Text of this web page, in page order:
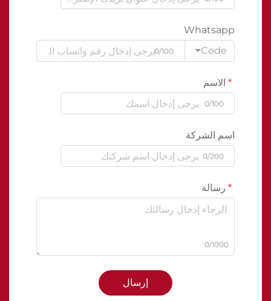
Whatsapp
Code
0/100
الاسم
0/100
اسم الشركة
0/200
رسالة
0/1000
إرسال